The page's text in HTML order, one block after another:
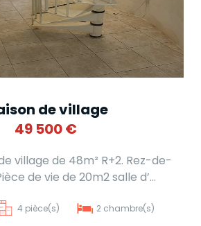
de village
49 500€
village de 48m² R+2. Rez-de-
de vie de 20m2 salle d’...
4 pièce(s) 2 chambre(s)